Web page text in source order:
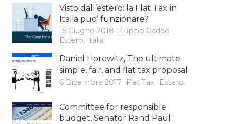
Visto dall’estero: la Flat Tax in
Italia puo’ funzionare?
15 Giugno 2018
Filippo Gaddo
Estero, Italia
Daniel Horowitz, The ultimate
simple, fair, and flat tax proposal
6 Dicembre 2017 Flat Tax Estero
Committee for responsible
budget, Senator Rand Paul